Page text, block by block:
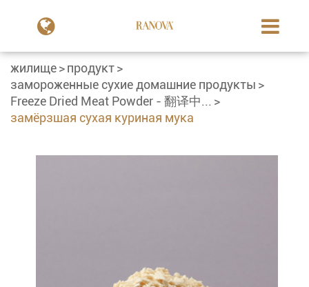
жилище
продукт
замороженные сухие домашние продукты
Freeze Dried Meat Powder - 翻译中...
замёрзшая сухая куриная мука